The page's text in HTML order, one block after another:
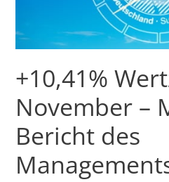
+10,41%
November –
Bericht des